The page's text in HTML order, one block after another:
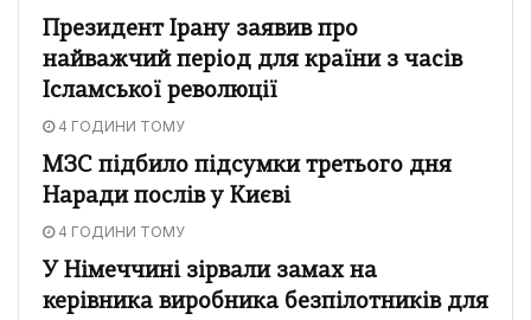
Президент Ірану заявив про
найважчий період для країни з часів
Ісламської революції
4 ГОДИНИ ТОМУ
МЗС підбило підсумки третього дня
Наради послів у Києві
4 ГОДИНИ ТОМУ
У Німеччині зірвали замах на
керівника виробника безпілотників для